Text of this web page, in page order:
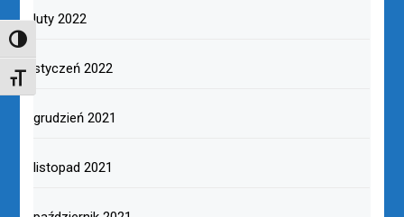
TOGGLE HIGH CONTRAST
TOGGLE FONT SIZE
luty 2022
styczeń 2022
grudzień 2021
listopad 2021